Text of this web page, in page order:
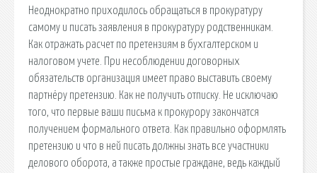
Неоднократно приходилось обращаться в прокуратуру
самому и писать заявления в прокуратуру родственникам.
Как отражать расчет по претензиям в бухгалтерском и
налоговом учете. При несоблюдении договорных
обязательств организация имеет право выставить своему
партнёру претензию. Как не получить отписку. Не исключаю
того, что первые ваши письма к прокурору закончатся
получением формального ответа. Как правильно оформлять
претензию и что в ней писать должны знать все участники
делового оборота, а также простые граждане, ведь каждый